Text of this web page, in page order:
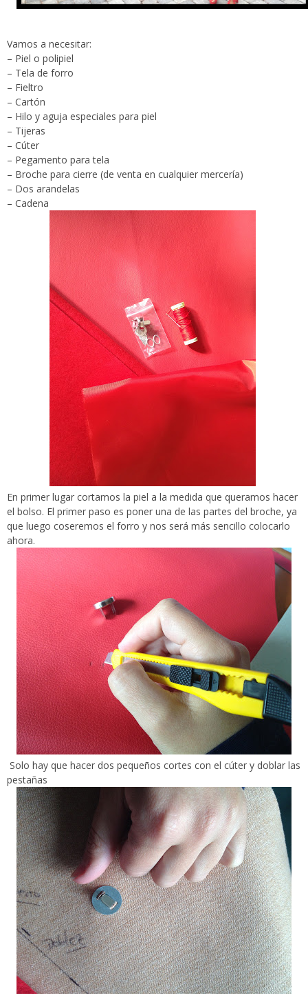
Vamos a necesitar:
– Piel o polipiel
– Tela de forro
– Fieltro
– Cartón
– Hilo y aguja especiales para piel
– Tijeras
– Cúter
– Pegamento para tela
– Broche para cierre (de venta en cualquier mercería)
– Dos arandelas
– Cadena
En primer lugar cortamos la piel a la medida que queramos hacer
el bolso. El primer paso es poner una de las partes del broche, ya
que luego coseremos el forro y nos será más sencillo colocarlo
ahora.
Solo hay que hacer dos pequeños cortes con el cúter y doblar las
pestañas